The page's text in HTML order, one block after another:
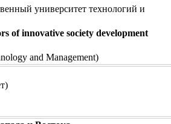
университет технологий и
of innovative society development
and Management)